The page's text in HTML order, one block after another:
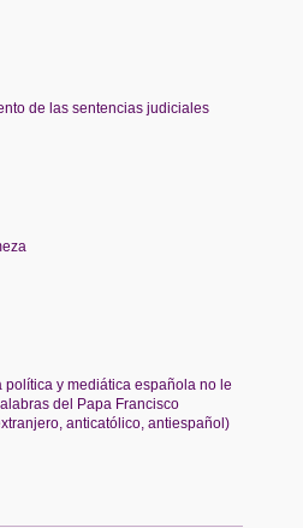
de las sentencias judiciales
política y mediática española no le
del Papa Francisco
anticatólico, antiespañol)